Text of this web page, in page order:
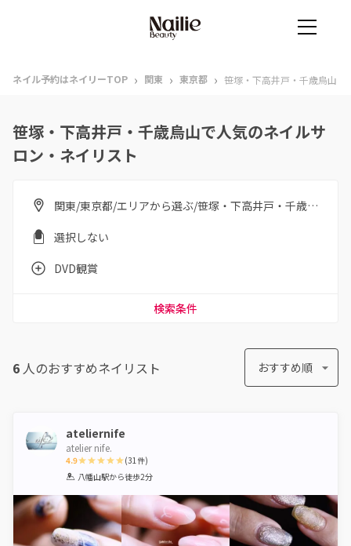
ネイル予約はネイリーTOP › 関東 › 東京都 › 笹塚・下高井戸・千歳烏山
笹塚・下高井戸・千歳烏山で人気のネイルサ
ロン・ネイリスト
関東/東京都/エリアから選ぶ/笹塚・下高井戸・千歳烏山
選択しない
DVD観賞
検索条件
6 人のおすすめネイリスト おすすめ順
ateliernife
atelier nife.
4.9
1 2 3 4 5
(31件)
八幡山駅から徒歩2分